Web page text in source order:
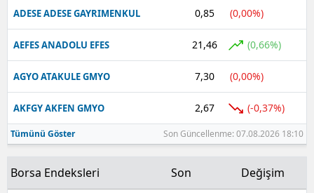
Konya
Kütahya
Malatya
Kahramanmaraş
ADESE ADESE GAYRIMENKUL 0,85 (0,00%)
AEFES ANADOLU EFES 21,46 (0,66%)
AGYO ATAKULE GMYO 7,30 (0,00%)
AKFGY AKFEN GMYO 2,67 (-0,37%)
Tümünü Göster Son Güncellenme: 07.08.2026 18:10
Borsa Endeksleri Son Değişim